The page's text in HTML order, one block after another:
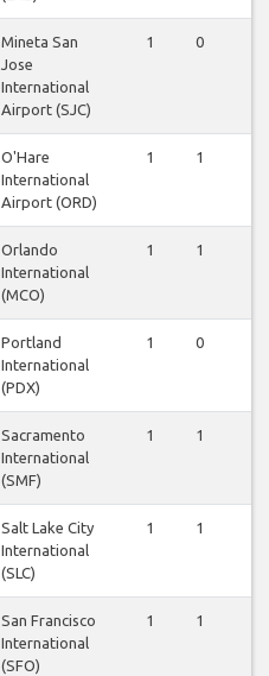
Mineta San
Jose
International
Airport (SJC)
1 0
O'Hare
International
Airport (ORD)
1 1
Orlando
International
(MCO)
1 1
Portland
International
(PDX)
1 0
Sacramento
International
(SMF)
1 1
Salt Lake City
International
(SLC)
1 1
San Francisco
International
(SFO)
1 1